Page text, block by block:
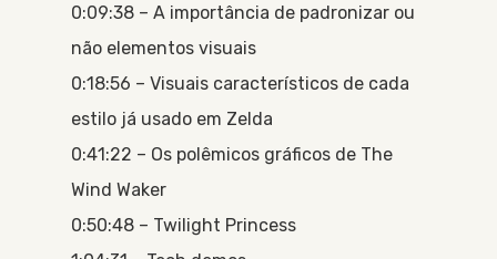
0:09:38 – A importância de padronizar ou
não elementos visuais
0:18:56 – Visuais característicos de cada
estilo já usado em Zelda
0:41:22 – Os polêmicos gráficos de The
Wind Waker
0:50:48 – Twilight Princess